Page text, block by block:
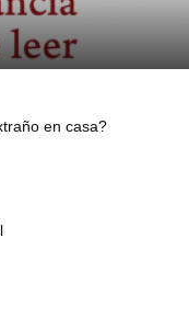
en casa?